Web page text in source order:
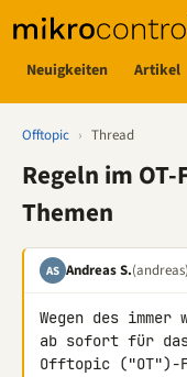
Neuigkeiten Artikel
Offtopic › Thread
Regeln im
Themen
AS Andreas S.(andreas)
Wegen des
ab sofort für
Offtopic ("OT")-